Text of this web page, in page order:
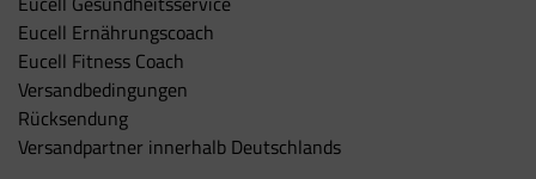
Eucell Ernährungscoach
Eucell Fitness Coach
Versandbedingungen
Rücksendung
Versandpartner innerhalb Deutschlands